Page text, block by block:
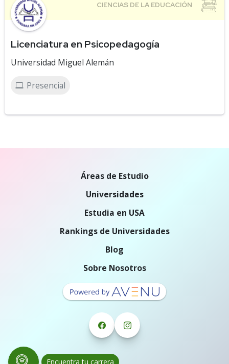
Licenciatura en Psicopedagogía
Universidad Miguel Alemán
Presencial
Encuentra tu carrera
Áreas de Estudio
Universidades
Estudia en USA
Rankings de Universidades
Blog
Sobre Nosotros